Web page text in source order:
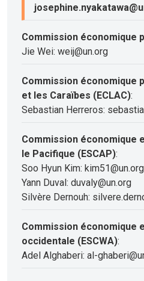
Commission économique
Jie Wei: weij@un.org
Commission économique
et les Caraïbes (ECLAC):
Sebastian Herreros:
Commission économique
le Pacifique (ESCAP):
Soo Hyun Kim: kim51@un.org
Yann Duval: duvaly@un.org
Silvère Dernouh:
Commission économique
occidentale (ESCWA):
Adel Alghaberi: al-